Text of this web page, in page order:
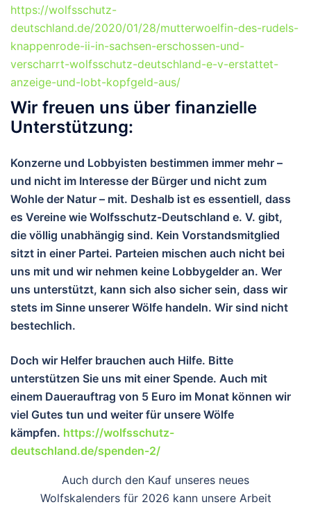
https://wolfsschutz-
deutschland.de/2020/01/28/mutterwoelfin-des-rudels-
knappenrode-ii-in-sachsen-erschossen-und-
verscharrt-wolfsschutz-deutschland-e-v-erstattet-
anzeige-und-lobt-kopfgeld-aus/
Wir freuen uns über finanzielle
Unterstützung:
Konzerne und Lobbyisten bestimmen immer mehr –
und nicht im Interesse der Bürger und nicht zum
Wohle der Natur – mit. Deshalb ist es essentiell, dass
es Vereine wie Wolfsschutz-Deutschland e. V. gibt,
die völlig unabhängig sind. Kein Vorstandsmitglied
sitzt in einer Partei. Parteien mischen auch nicht bei
uns mit und wir nehmen keine Lobbygelder an. Wer
uns unterstützt, kann sich also sicher sein, dass wir
stets im Sinne unserer Wölfe handeln. Wir sind nicht
bestechlich.
Doch wir Helfer brauchen auch Hilfe. Bitte
unterstützen Sie uns mit einer Spende. Auch mit
einem Dauerauftrag von 5 Euro im Monat können wir
viel Gutes tun und weiter für unsere Wölfe
kämpfen. https://wolfsschutz-
deutschland.de/spenden-2/
Auch durch den Kauf unseres neues
Wolfskalenders für 2026 kann unsere Arbeit